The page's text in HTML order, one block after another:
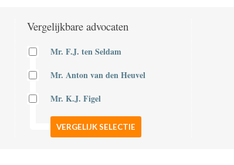
Vergelijkbare advocaten
Mr. F.J. ten Seldam
Mr. Anton van den Heuvel
Mr. K.J. Figel
VERGELIJK SELECTIE